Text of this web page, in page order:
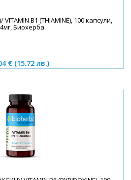
B1 (THIAMINE), 100 капсули,
Биохерба
€ (15.72 лв.)